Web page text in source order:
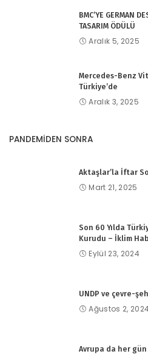
BMC’YE GERMAN
TASARIM ÖDÜLÜ
Aralık 5, 2025
Mercedes-Benz
Türkiye’de
Aralık 3, 2025
PANDEMİDEN SONRA
Aktaşlar’la İftar
Mart 21, 2025
Son 60 Yılda
Kurudu – İklim
Eylül 23, 2024
UNDP ve çevre-
Ağustos 2,
Avrupa da her